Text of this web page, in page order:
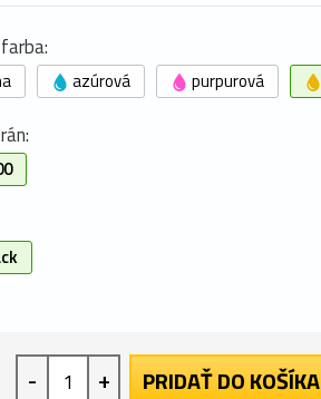
azúrová purpurová
- + PRIDAŤ DO KOŠÍKA